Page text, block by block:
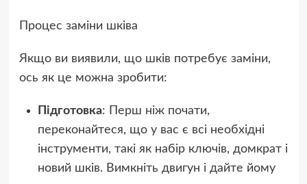
Процес заміни шківа
Якщо ви виявили, що шків потребує заміни,
ось як це можна зробити:
Підготовка: Перш ніж почати,
переконайтеся, що у вас є всі необхідні
інструменти, такі як набір ключів, домкрат і
новий шків. Вимкніть двигун і дайте йому